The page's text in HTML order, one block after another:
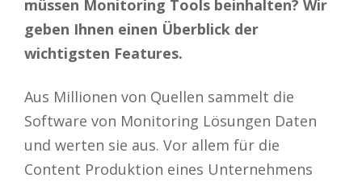
müssen Monitoring Tools beinhalten? Wir
geben Ihnen einen Überblick der
wichtigsten Features.
Aus Millionen von Quellen sammelt die
Software von Monitoring Lösungen Daten
und werten sie aus. Vor allem für die
Content Produktion eines Unternehmens